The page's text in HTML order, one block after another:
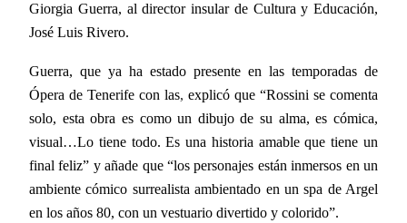
Giorgia Guerra, al director insular de Culturay Educación,
José Luis Rivero.
Guerra, que ya ha estado presente en las temporadas de
Ópera de Tenerife con las, explicó que “Rossini se comenta
solo, esta obra es como un dibujo de su alma, es cómica,
visual…Lo tiene todo. Es una historia amable que tiene un
final feliz” y añade que “los personajes están inmersos en un
ambiente cómico surrealista ambientado en un spa de Argel
en los años 80, con un vestuario divertido y colorido”.